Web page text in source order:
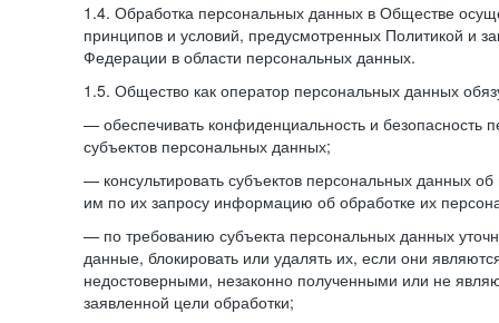
1.4. Обработка персональных данных в Обществе
принципов и условий, предусмотренных Политикой и
Федерации в области персональных данных.
1.5. Общество как оператор персональных данных
— обеспечивать конфиденциальность и безопасность
субъектов персональных данных;
— консультировать субъектов персональных данных об
им по их запросу информацию об обработке их
— по требованию субъекта персональных данных
данные, блокировать или удалять их, если они
недостоверными, незаконно полученными или не
заявленной цели обработки;